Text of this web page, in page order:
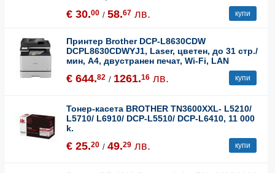
€ 30.00 / 58.67 лв. купи
Принтер Brother DCP-L8630CDW
DCPL8630CDWYJ1, Laser, цветен, до 31 стр./
мин, A4, двустранен печат, Wi-Fi, LAN
€ 644.82 / 1261.16 лв. купи
Тонер-касета BROTHER TN3600XXL- L5210/
L5710/ L6910/ DCP-L5510/ DCP-L6410, 11 000
k.
€ 25.20 / 49.29 лв. купи